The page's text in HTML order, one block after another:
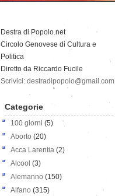
Destra di Popolo.net
Circolo Genovese di Cultura e
Politica
Diretto da Riccardo Fucile
Scrivici: destradipopolo@gmail.com
Categorie
100 giorni (5)
Aborto (20)
Acca Larentia (2)
Alcool (3)
Alemanno (150)
Alfano (315)